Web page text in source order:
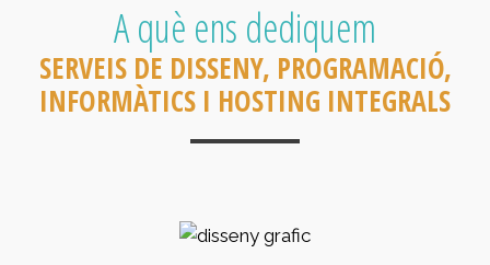
A què ens dediquem
SERVEIS DE DISSENY, PROGRAMACIÓ,
INFORMÀTICS I HOSTING INTEGRALS